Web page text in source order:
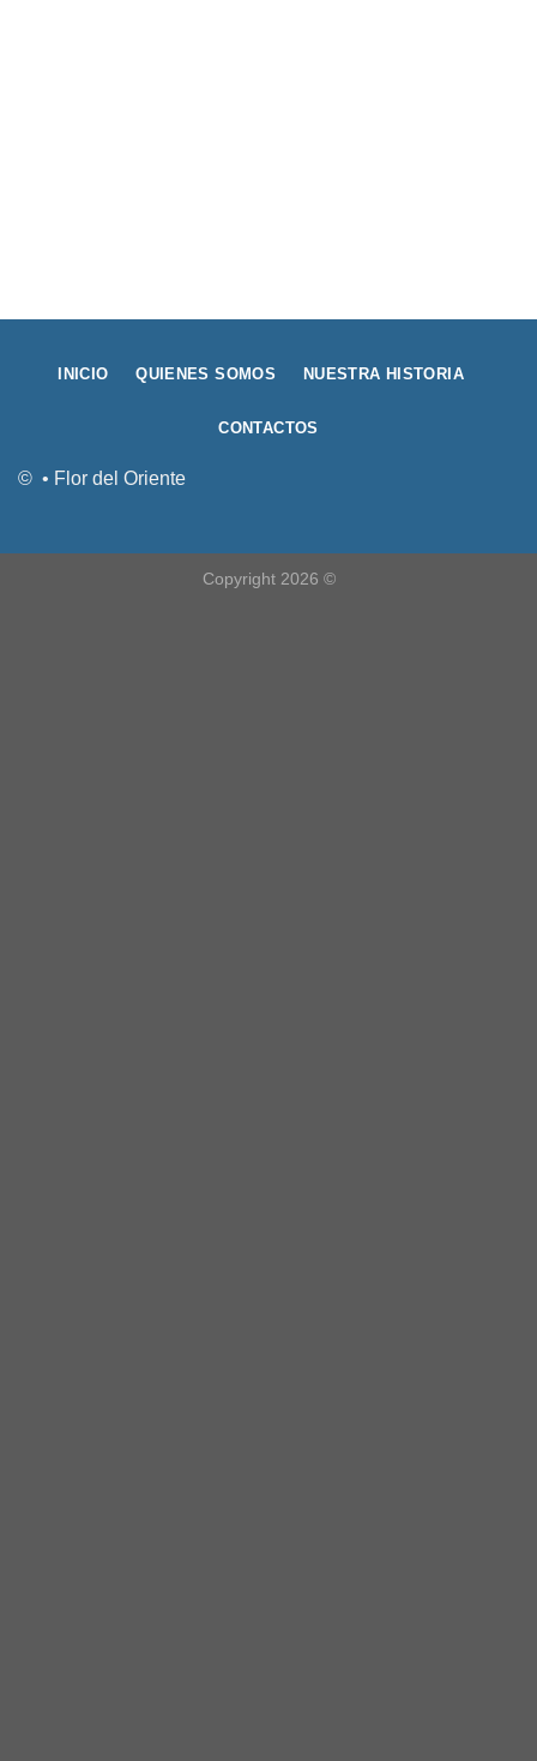
© • Flor del Oriente
INICIO QUIENES SOMOS NUESTRA HISTORIA
CONTACTOS
Copyright 2026 ©